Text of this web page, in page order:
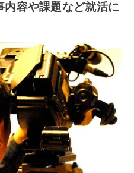
内容や課題など就活に